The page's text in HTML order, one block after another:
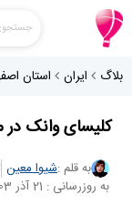
بلاگ ایران استان
کلیسای وانک در
به قلم :شیوا معین
به روزرسانی : 21 آذر 1403